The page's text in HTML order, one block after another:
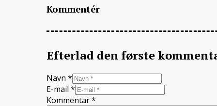
Kommentér
Efterlad den første
Navn *
E-mail *
Kommentar*